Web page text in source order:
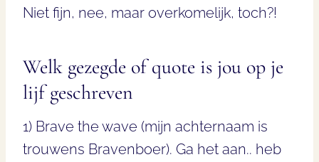
Niet fijn, nee, maar overkomelijk, toch?!
Welk gezegde of quote is jou op je
lijf geschreven
1) Brave the wave (mijn achternaam is
trouwens Bravenboer). Ga het aan.. heb